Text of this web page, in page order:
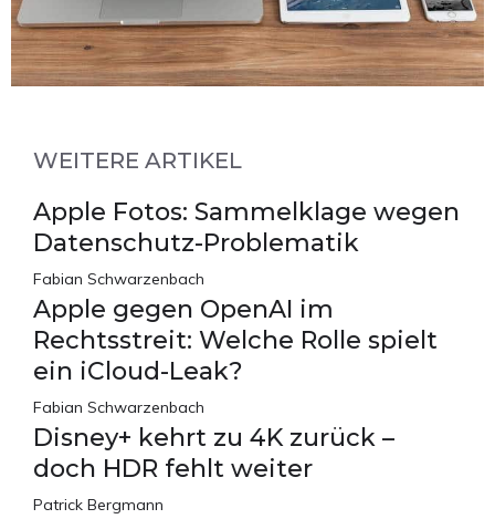
WEITERE ARTIKEL
Apple Fotos: Sammelklage wegen
Datenschutz-Problematik
Fabian Schwarzenbach
Apple gegen OpenAI im
Rechtsstreit: Welche Rolle spielt
ein iCloud-Leak?
Fabian Schwarzenbach
Disney+ kehrt zu 4K zurück –
doch HDR fehlt weiter
Patrick Bergmann